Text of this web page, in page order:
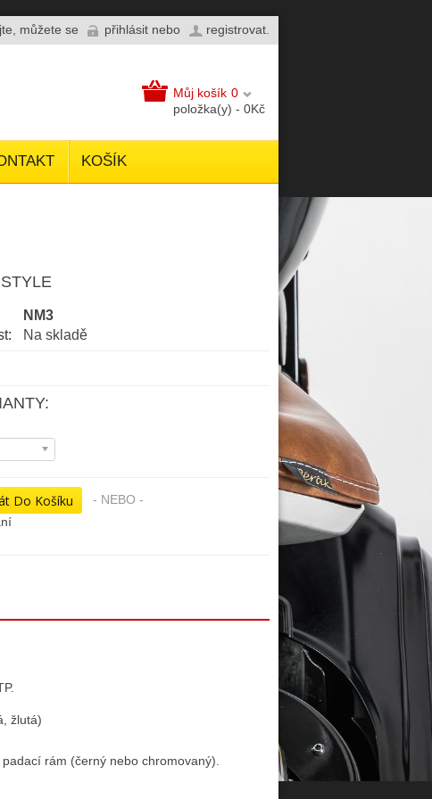
můžete se přihlásit nebo registrovat
Můj košík 0
položka(y) - 0Kč
KOŠÍK
NM3
Na skladě
- NEBO -
žlutá)
rám (černý nebo chromovaný).